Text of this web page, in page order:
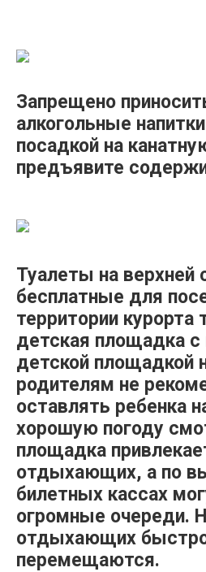
Запрещено
алкогольные
посадкой на
предъявите
Туалеты на верхней
бесплатные для
территории курорта
детская площадка с
детской площадкой
родителям не
оставлять ребенка
хорошую погоду
площадка
отдыхающих, а по
билетных кассах
огромные очереди.
отдыхающих
перемещаются.